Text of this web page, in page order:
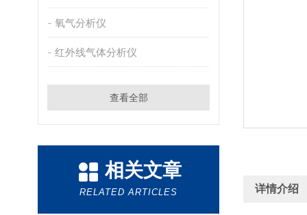
氧气分析仪
红外线气体分析仪
查看全部
相关文章
RELATED ARTICLES 详情介绍